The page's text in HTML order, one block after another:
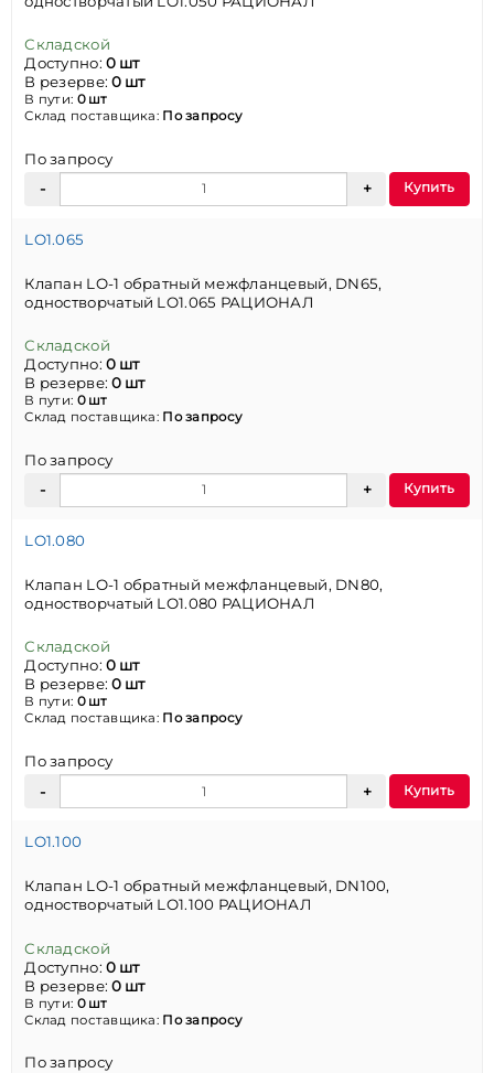
Складской
Доступно:0 шт
В резерве:0 шт
В пути: 0 шт
Склад поставщика: По запросу
По запросу
Купить
LO1.065
Клапан LO-1 обратный межфланцевый, DN65,
одностворчатый LO1.065 РАЦИОНАЛ
Складской
Доступно:0 шт
В резерве:0 шт
В пути: 0 шт
Склад поставщика: По запросу
По запросу
Купить
LO1.080
Клапан LO-1 обратный межфланцевый, DN80,
одностворчатый LO1.080 РАЦИОНАЛ
Складской
Доступно:0 шт
В резерве:0 шт
В пути: 0 шт
Склад поставщика: По запросу
По запросу
Купить
LO1.100
Клапан LO-1 обратный межфланцевый, DN100,
одностворчатый LO1.100 РАЦИОНАЛ
Складской
Доступно:0 шт
В резерве:0 шт
В пути: 0 шт
Склад поставщика: По запросу
По запросу